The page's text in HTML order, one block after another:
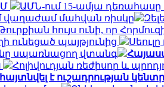
ԱՄՆ-ում 15-ամյա
վաղաժամ մահվան ռիսկը
հույս ունի, որ
ունեցած պայթյունից
սպառնացող վտանգ
Հոլիվուդյան ռեժիսոր և
է ուշադրության